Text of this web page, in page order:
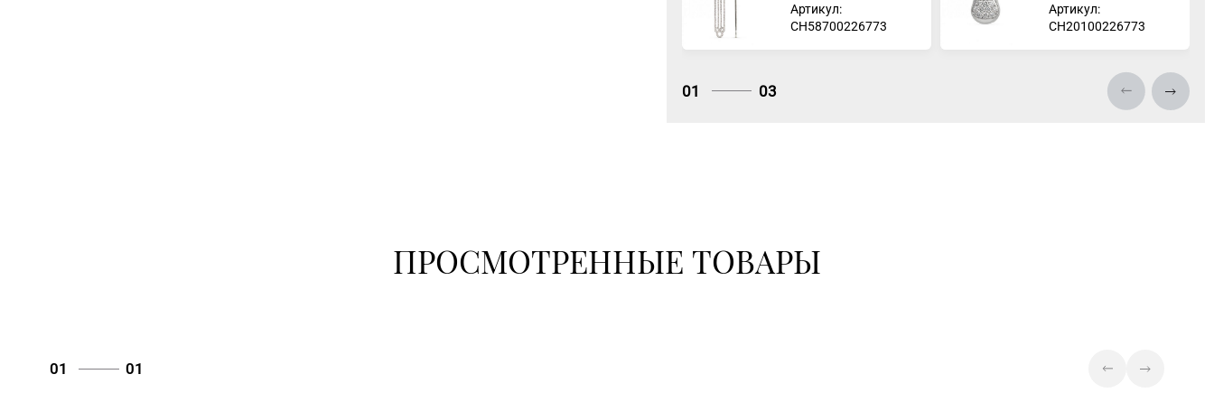
Артикул:
СH58700226773
Артикул:
СH20100226773
01 03
ПРОСМОТРЕННЫЕ ТОВАРЫ
01 01